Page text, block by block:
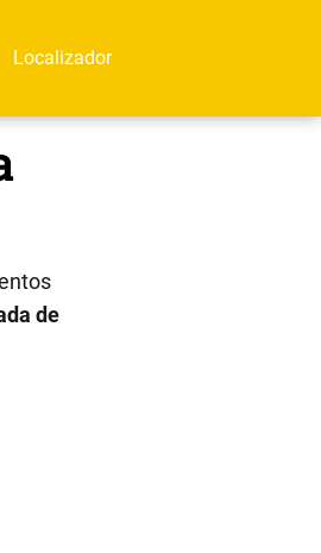
Localizador
de